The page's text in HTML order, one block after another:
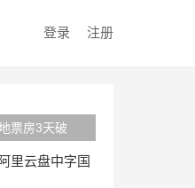
登录 注册
票房3天破
票房已超2.5亿
里云盘中字国